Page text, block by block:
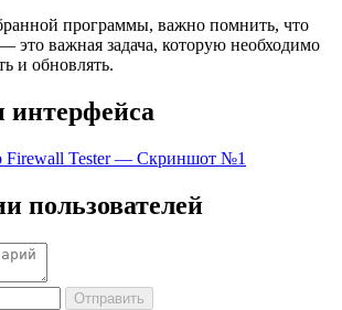
программы, важно помнить, что
это важная задача, которую необходимо
и обновлять.
пользователей